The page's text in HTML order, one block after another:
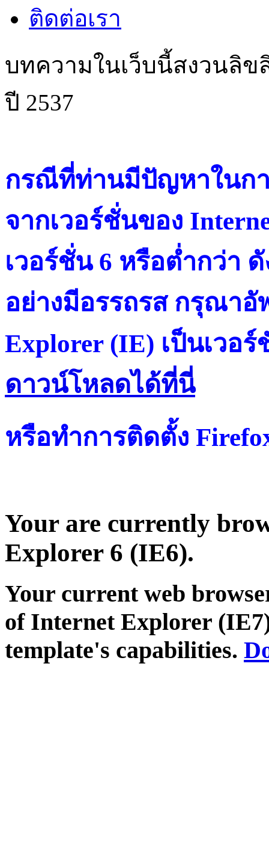
ติดต่อเรา
บทความในเว็บนี้สงวนลิ
ปี 2537
กรณีที่ท่านมีปัญหาในกา
จากเวอร์ชั่นของ
เวอร์ชั่น 6 หรือต่ำกว่า
อย่างมีอรรถรส กรุณาอั
Explorer (IE) เป็นเวอ
ดาวน์โหลดได้ที่น
หรือทำการติดตั้ง
Your are currently
Explorer 6 (IE6).
Your current web
of Internet Explorer
template's capabilities.